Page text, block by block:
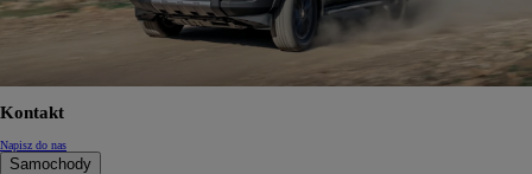
Kontakt
Napisz do nas
Samochody